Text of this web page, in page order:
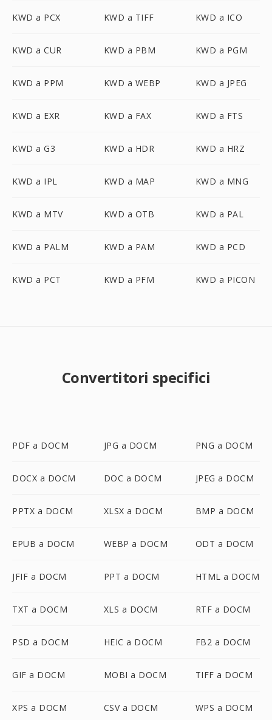
KWD a PCX KWD a TIFF KWD a ICO
KWD a CUR KWD a PBM KWD a PGM
KWD a PPM KWD a WEBP KWD a JPEG
KWD a EXR KWD a FAX KWD a FTS
KWD a G3 KWD a HDR KWD a HRZ
KWD a IPL KWD a MAP KWD a MNG
KWD a MTV KWD a OTB KWD a PAL
KWD a PALM KWD a PAM KWD a PCD
KWD a PCT KWD a PFM KWD a PICON
Convertitori specifici
PDF a DOCM JPG a DOCM PNG a DOCM
DOCX a DOCM DOC a DOCM JPEG a DOCM
PPTX a DOCM XLSX a DOCM BMP a DOCM
EPUB a DOCM WEBP a DOCM ODT a DOCM
JFIF a DOCM PPT a DOCM HTML a DOCM
TXT a DOCM XLS a DOCM RTF a DOCM
PSD a DOCM HEIC a DOCM FB2 a DOCM
GIF a DOCM MOBI a DOCM TIFF a DOCM
XPS a DOCM CSV a DOCM WPS a DOCM